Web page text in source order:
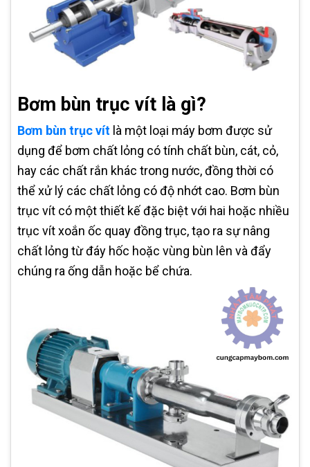
Bơm bùn trục vít là gì?
Bơm bùn trục vít là một loại máy bơm được sử
dụng để bơm chất lỏng có tính chất bùn, cát, cỏ,
hay các chất rắn khác trong nước, đồng thời có
thể xử lý các chất lỏng có độ nhớt cao. Bơm bùn
trục vít có một thiết kế đặc biệt với hai hoặc nhiều
trục vít xoắn ốc quay đồng trục, tạo ra sự nâng
chất lỏng từ đáy hốc hoặc vùng bùn lên và đẩy
chúng ra ống dẫn hoặc bể chứa.